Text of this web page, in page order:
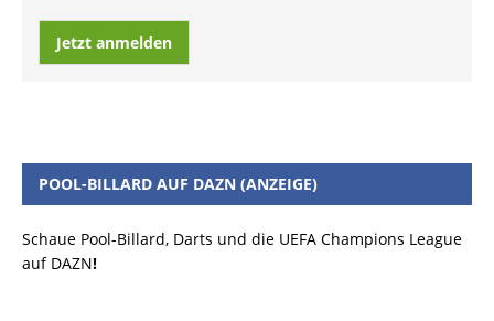
Jetzt anmelden
POOL-BILLARD AUF DAZN (ANZEIGE)
Schaue Pool-Billard, Darts und die UEFA Champions League
auf DAZN!